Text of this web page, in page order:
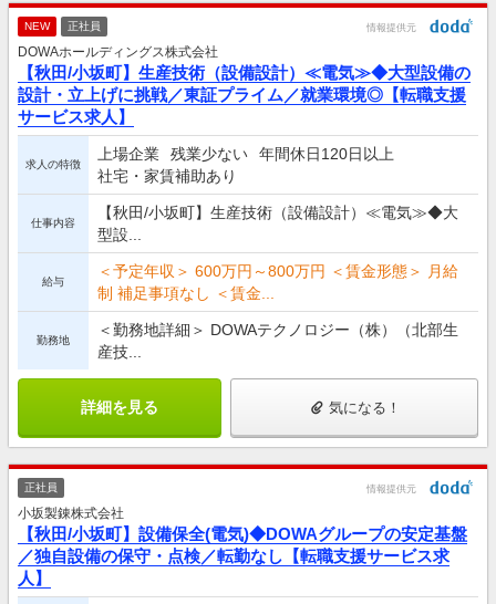
NEW 正社員 情報提供元
DOWAホールディングス株式会社
【秋田/小坂町】生産技術（設備設計）≪電気≫◆大型設備の
設計・立上げに挑戦／東証プライム／就業環境◎【転職支援
サービス求人】
求人の特徴
上場企業 残業少ない
年間休日120日以上
社宅・家賃補助あり
仕事内容
【秋田/小坂町】生産技術（設備設計）≪電気≫◆大
型設...
給与
＜予定年収＞ 600万円～800万円 ＜賃金形態＞ 月給
制 補足事項なし ＜賃金...
勤務地
＜勤務地詳細＞ DOWAテクノロジー（株）（北部生
産技...
詳細を見る 気になる！
正社員 情報提供元
小坂製錬株式会社
【秋田/小坂町】設備保全(電気)◆DOWAグループの安定基盤
／独自設備の保守・点検／転勤なし【転職支援サービス求
人】